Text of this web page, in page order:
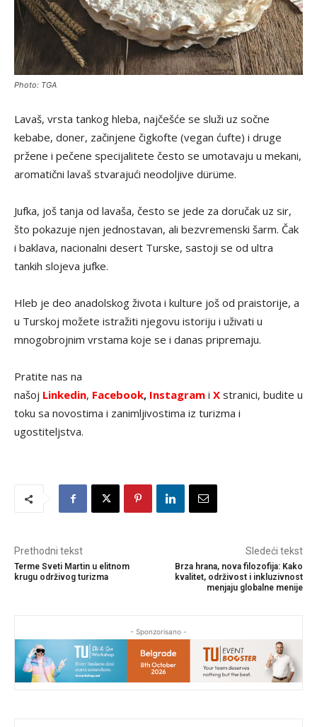
Photo: TGA
Lavaš, vrsta tankog hleba, najčešće se služi uz sočne
kebabe, doner, začinjene čigkofte (vegan ćufte) i druge
pržene i pečene specijalitete često se umotavaju u mekani,
aromatični lavaš stvarajući neodoljive dürüme.
Jufka, još tanja od lavaša, često se jede za doručak uz sir,
što pokazuje njen jednostavan, ali bezvremenski šarm. Čak
i baklava, nacionalni desert Turske, sastoji se od ultra
tankih slojeva jufke.
Hleb je deo anadolskog života i kulture još od praistorije, a
u Turskoj možete istražiti njegovu istoriju i uživati u
mnogobrojnim vrstama koje se i danas pripremaju.
Pratite nas na
našoj Linkedin, Facebook, Instagram i X stranici, budite u
toku sa novostima i zanimljivostima iz turizma i
ugostiteljstva.
Prethodni tekst
Terme Sveti Martin u elitnom
krugu održivog turizma
Sledeći tekst
Brza hrana, nova filozofija: Kako
kvalitet, održivost i inkluzivnost
menjaju globalne menije
- Sponzorisano -